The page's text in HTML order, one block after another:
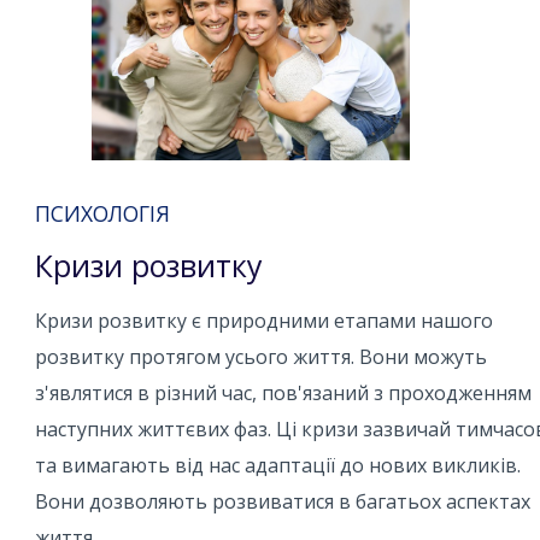
ПСИХОЛОГІЯ
Кризи розвитку
Кризи розвитку є природними етапами нашого
розвитку протягом усього життя. Вони можуть
з'являтися в різний час, пов'язаний з проходженням
наступних життєвих фаз. Ці кризи зазвичай
та вимагають від нас адаптації до нових викликів.
Вони дозволяють розвиватися в багатьох аспектах